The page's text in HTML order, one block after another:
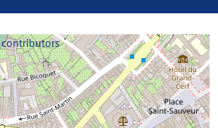
contributors